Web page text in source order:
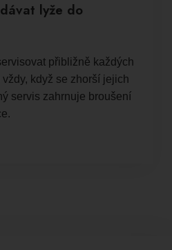
lyže do
přibližně každých
když se zhorší jejich
servis zahrnuje broušení